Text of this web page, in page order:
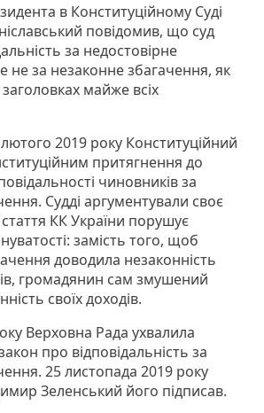
в Конституційному Суді
повідомив, що суд
за недостовірне
не за незаконне збагачення, як
майже всіх
лютого 2019 року Конституційний
притягнення до
чиновників за
Судді аргументували своє
КК України порушує
замість того, щоб
доводила незаконність
громадянин сам змушений
своїх доходів.
Верховна Рада ухвалила
про відповідальність за
25 листопада 2019 року
Зеленський його підписав.